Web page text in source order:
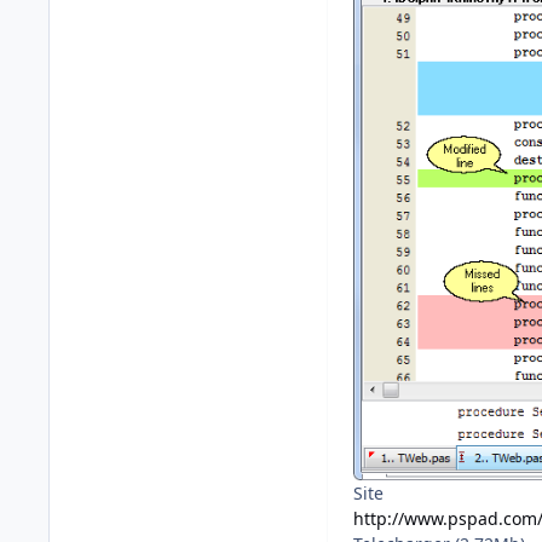
Site
http://